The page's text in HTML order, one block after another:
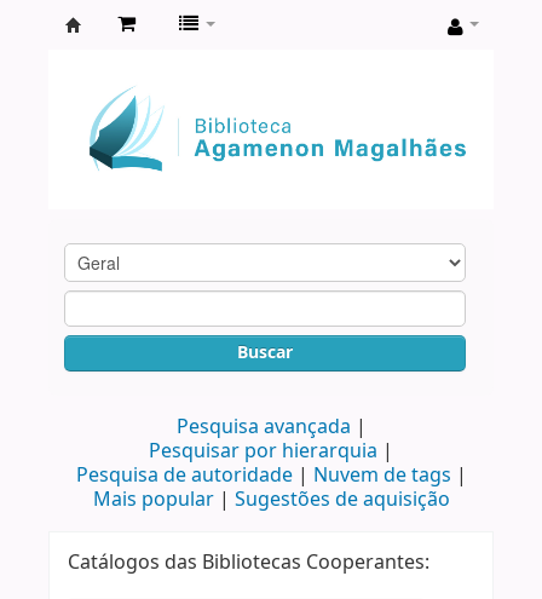
Agamenon
Magalhães
Buscar
Pesquisa avançada
Pesquisar por hierarquia
Pesquisa de autoridade
Nuvem de tags
Mais popular
Sugestões de aquisição
Catálogos das Bibliotecas Cooperantes: